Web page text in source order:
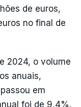
de euros,
no final de
2024, o volume
anuais,
em
foi de 9,4%.